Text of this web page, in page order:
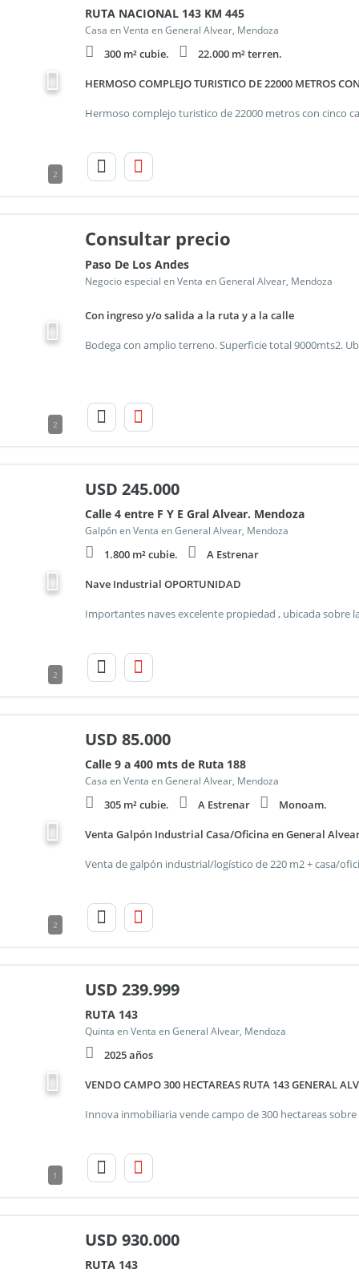
2
RUTA NACIONAL 143 KM 445
Casa en Venta en General Alvear, Mendoza
300 m² cubie. 22.000 m² terren.
HERMOSO COMPLEJO TURISTICO DE 22000 METROS
2
Consultar precio
Paso De Los Andes
Negocio especial en Venta en General Alvear, Mendoza
Con ingreso y/o salida a la ruta y a la calle
2
USD 245.000
Calle 4 entre F Y E Gral Alvear. Mendoza
Galpón en Venta en General Alvear, Mendoza
1.800 m² cubie. A Estrenar
Nave Industrial OPORTUNIDAD
2
USD 85.000
Calle 9 a 400 mts de Ruta 188
Casa en Venta en General Alvear, Mendoza
305 m² cubie. A Estrenar Monoam.
Venta Galpón Industrial Casa/Oficina en General
1
USD 239.999
RUTA 143
Quinta en Venta en General Alvear, Mendoza
2025 años
VENDO CAMPO 300 HECTAREAS RUTA 143 GENERAL
USD 930.000
RUTA 143